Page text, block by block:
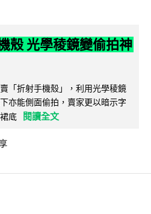
殼 光學稜鏡變偷拍神
「折射手機殼」，利用光學稜鏡
亦能側面偷拍，賣家更以暗示字
底
閱讀全文